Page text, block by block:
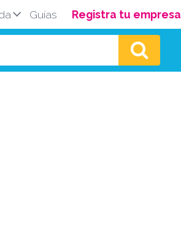
Guías Registra tu empresa